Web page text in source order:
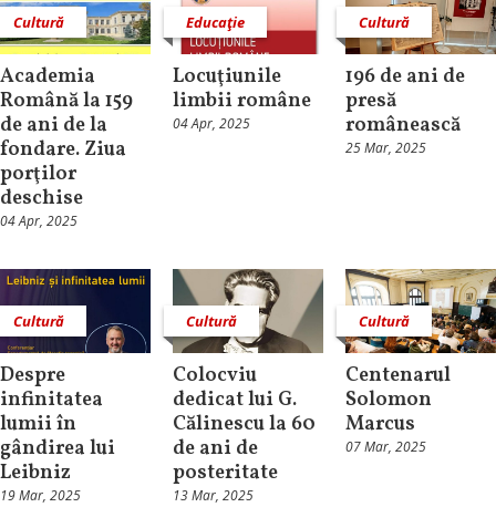
Cultură
Academia
Română la 159
de ani de la
fondare. Ziua
porţilor
deschise
04 Apr, 2025
Educaţie
Locuţiunile
limbii române
04 Apr, 2025
Cultură
196 de ani de
presă
românească
25 Mar, 2025
Cultură
Despre
infinitatea
lumii în
gândirea lui
Leibniz
19 Mar, 2025
Cultură
Colocviu
dedicat lui G.
Călinescu la 60
de ani de
posteritate
13 Mar, 2025
Cultură
Centenarul
Solomon
Marcus
07 Mar, 2025